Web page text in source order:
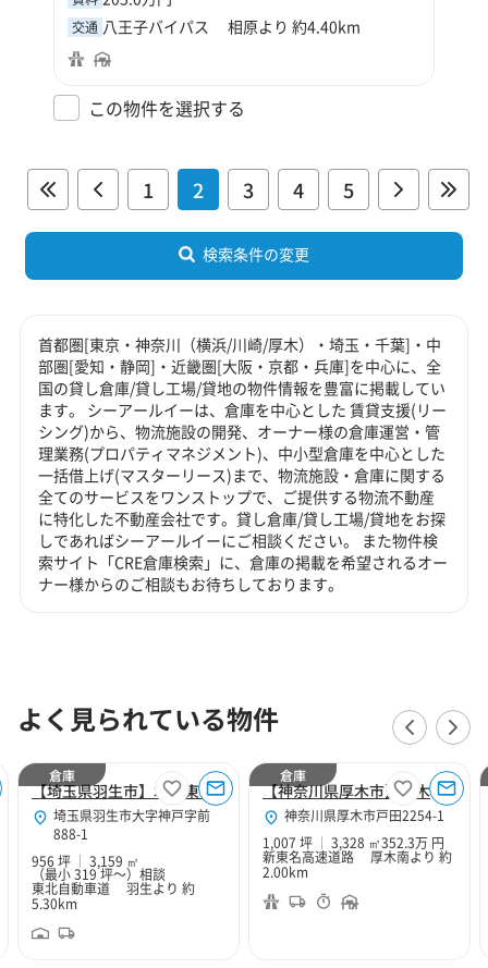
交通 八王子バイパス 相原より 約4.40km
この物件を選択する
1 2 3 4 5
検索条件の変更
首都圏[東京・神奈川（横浜/川崎/厚木）・埼玉・千葉]・中
部圏[愛知・静岡]・近畿圏[大阪・京都・兵庫]を中心に、全
国の貸し倉庫/貸し工場/貸地の物件情報を豊富に掲載してい
ます。 シーアールイーは、倉庫を中心とした 賃貸支援(リー
シング)から、物流施設の開発、オーナー様の倉庫運営・管
理業務(プロパティマネジメント)、中小型倉庫を中心とした
一括借上げ(マスターリース)まで、物流施設・倉庫に関する
全てのサービスをワンストップで、ご提供する物流不動産
に特化した不動産会社です。貸し倉庫/貸し工場/貸地をお探
しであればシーアールイーにご相談ください。 また物件検
索サイト「CRE倉庫検索」に、倉庫の掲載を希望されるオー
ナー様からのご相談もお待ちしております。
よく見られている物件
【埼玉県羽生市】北関東Hubセンター
埼玉県羽生市大字神戸字前
888-1
956 坪
3,159 ㎡
（最小 319 坪～） 相談
東北自動車道 羽生より 約
5.30km
倉庫
【神奈川県厚木市】厚木１０２
神奈川県厚木市戸田2254-1
1,007 坪
3,328 ㎡352.3万 円
新東名高速道路 厚木南より 約
2.00km
倉庫